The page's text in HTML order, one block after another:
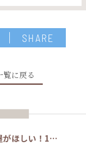
SHARE
覧に戻る
がほしい！1…